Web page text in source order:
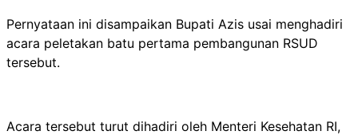
Pernyataan ini disampaikan Bupati Azis usai menghadiri
acara peletakan batu pertama pembangunan RSUD
tersebut.
Acara tersebut turut dihadiri oleh Menteri Kesehatan RI,